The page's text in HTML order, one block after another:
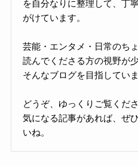
を自分なりに整理して、丁
がけています。
芸能・エンタメ・日常のち
読んでくださる方の視野が
そんなブログを目指していま
どうぞ、ゆっくりご覧くださ
気になる記事があれば、ぜ
いね。